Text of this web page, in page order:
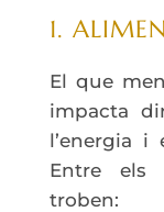
1.
El que
impacta
l’energia i
Entre els
troben: